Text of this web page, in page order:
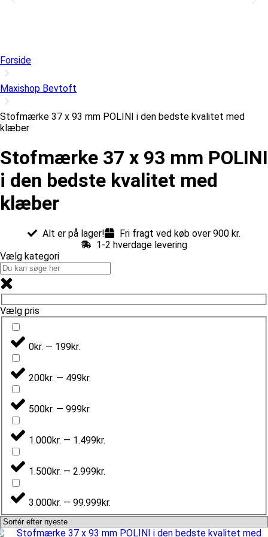
Forside
Maxishop Bevtoft
Stofmærke 37 x 93 mm POLINI i den bedste kvalitet med
klæber
Stofmærke 37 x 93 mm POLINI
i den bedste kvalitet med
klæber
Alt er på lager!
Fri fragt ved køb over 900 kr.
1-2 hverdage levering
Vælg kategori
Vælg pris
0kr. — 199kr.
200kr. — 499kr.
500kr. — 999kr.
1.000kr. — 1.499kr.
1.500kr. — 2.999kr.
3.000kr. — 99.999kr.